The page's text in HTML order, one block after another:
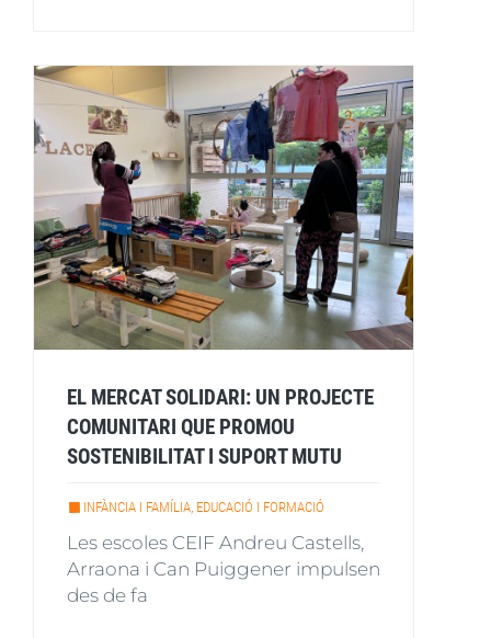
EL MERCAT SOLIDARI: UN PROJECTE
COMUNITARI QUE PROMOU
SOSTENIBILITAT I SUPORT MUTU
INFÀNCIA I FAMÍLIA, EDUCACIÓ I FORMACIÓ
Les escoles CEIF Andreu Castells,
Arraona i Can Puiggener impulsen
des de fa